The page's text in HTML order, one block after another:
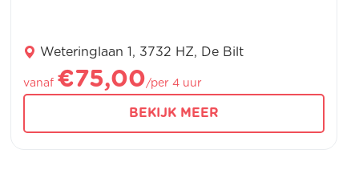
Weteringlaan 1, 3732 HZ, De Bilt
vanaf €75,00/per 4 uur
BEKIJK MEER